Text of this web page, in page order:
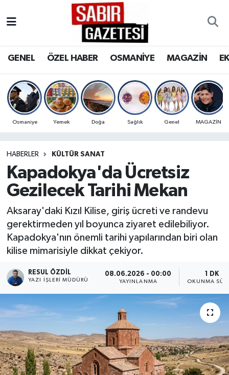
GENEL ÖZEL HABER OSMANİYE MAGAZİN
Osmaniye Yemek Doğa Sağlık Genel MAGAZİN
HABERLER KÜLTÜR SANAT
Kapadokya'da Ücretsiz
Gezilecek Tarihi Mekan
Aksaray'daki Kızıl Kilise, giriş ücreti ve randevu
gerektirmeden yıl boyunca ziyaret edilebiliyor.
Kapadokya'nın önemli tarihi yapılarından biri olan
kilise mimarisiyle dikkat çekiyor.
RESUL ÖZDIL
YAZI İŞLERI MÜDÜRÜ
08.06.2026 - 00:00
YAYINLANMA
1 DK
OKUNMA
OSMANİYE
MAGAZİN
SPOR
RESMİ İLANLAR
Osmaniye Nöbetçi Eczaneler
Osmaniye Trafik Yoğunluk Haritası
Süper Lig Puan Durumu ve Fikstür
Son Dakika Haberleri
Haber Arşivi